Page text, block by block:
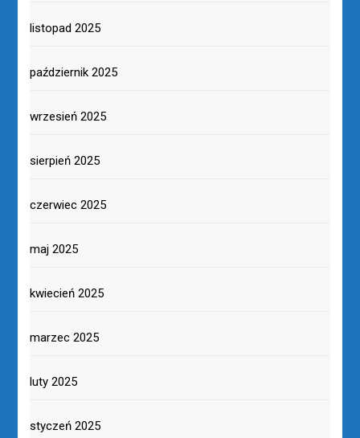
listopad 2025
październik 2025
wrzesień 2025
sierpień 2025
czerwiec 2025
maj 2025
kwiecień 2025
marzec 2025
luty 2025
styczeń 2025